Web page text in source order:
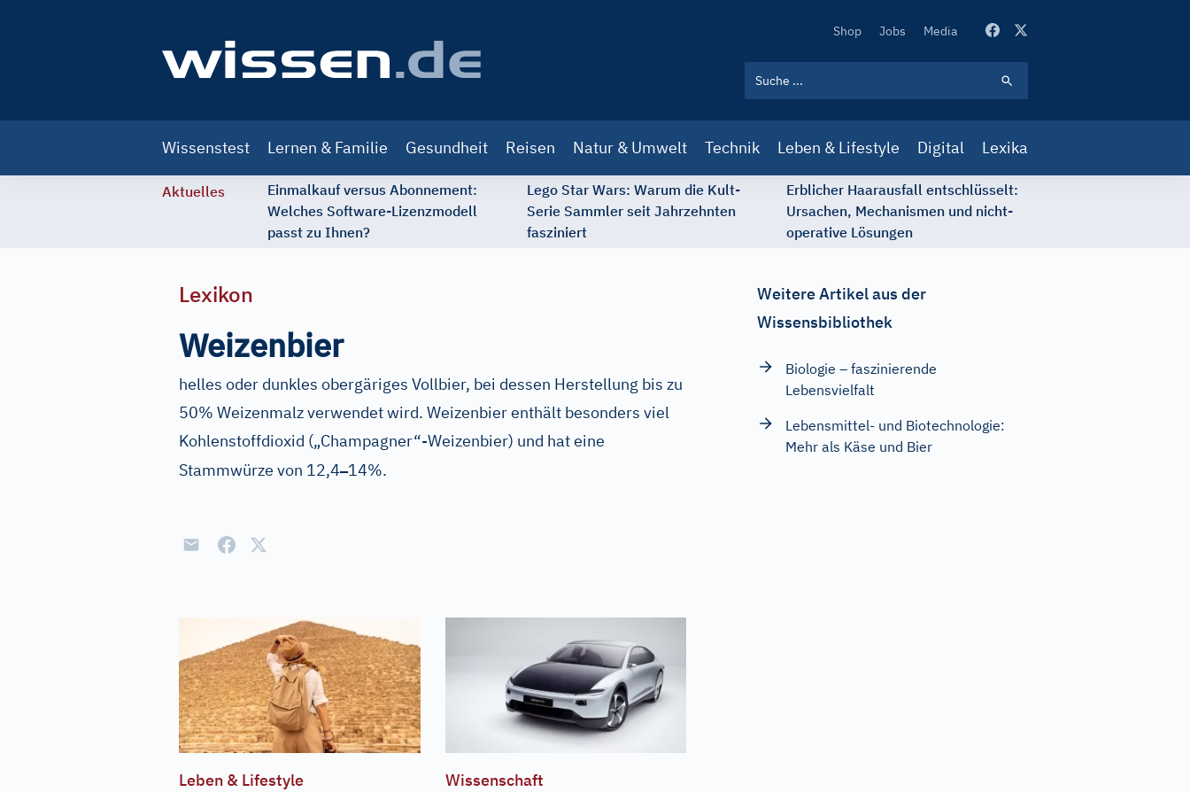
Secondary
Shop Jobs Media
navigation
Wissenstest Lernen & Familie Gesundheit Reisen Natur & Umwelt Technik Leben & Lifestyle Digital Lexika
Aktuelles
Einmalkauf versus Abonnement:
Welches Software-Lizenzmodell
passt zu Ihnen?
Lego Star Wars: Warum die Kult-
Serie Sammler seit Jahrzehnten
fasziniert
Erblicher Haarausfall entschlüsselt:
Ursachen, Mechanismen und nicht-
operative Lösungen
Lexikon
Weizenbier
helles oder dunkles obergäriges Vollbier, bei dessen Herstellung bis zu
50% Weizenmalz verwendet wird. Weizenbier enthält besonders viel
Kohlenstoffdioxid („Champagner“-Weizenbier) und hat eine
Stammwürze von 12,4–14%.
Leben & Lifestyle Wissenschaft
Weitere Artikel aus der
Wissensbibliothek
Biologie – faszinierende
Lebensvielfalt
Lebensmittel- und Biotechnologie:
Mehr als Käse und Bier